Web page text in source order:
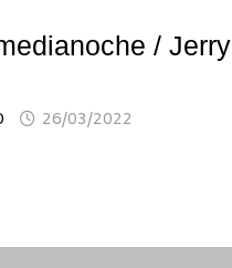
/ Jerry
26/03/2022